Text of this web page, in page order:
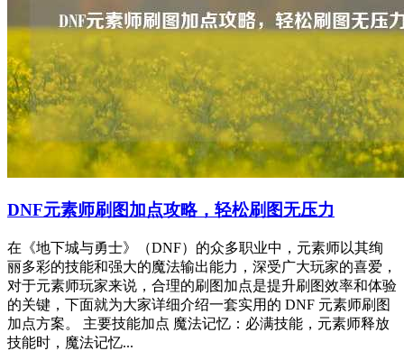
DNF元素师刷图加点攻略，轻松刷图无压力
在《地下城与勇士》（DNF）的众多职业中，元素师以其绚
丽多彩的技能和强大的魔法输出能力，深受广大玩家的喜爱，
对于元素师玩家来说，合理的刷图加点是提升刷图效率和体验
的关键，下面就为大家详细介绍一套实用的 DNF 元素师刷图
加点方案。 主要技能加点 魔法记忆：必满技能，元素师释放
技能时，魔法记忆...